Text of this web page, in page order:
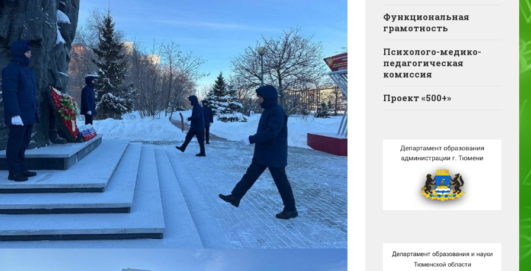
Функциональная
грамотность
Психолого-медико-
педагогическая
комиссия
Проект «500+»